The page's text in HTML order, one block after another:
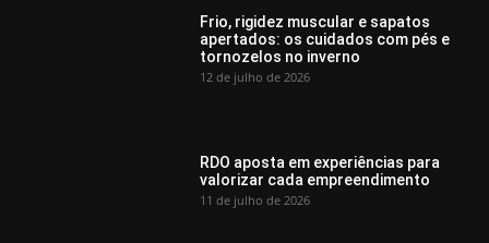
Frio, rigidez muscular e sapatos
apertados: os cuidados com pés e
tornozelos no inverno
12 de julho de 2026
RDO aposta em experiências para
valorizar cada empreendimento
11 de julho de 2026